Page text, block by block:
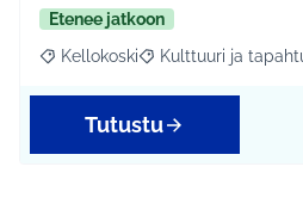
Etenee jatkoon
Rajaa tulokset aihepiirin mukaan:
Kellokoski Rajaa tulokset
Kulttuuri ja
Tutustu